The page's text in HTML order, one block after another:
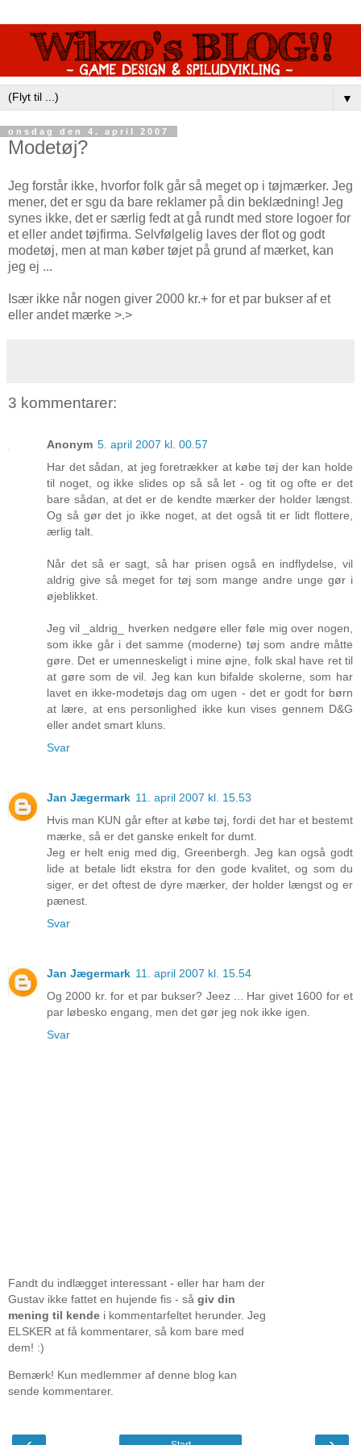
▼
onsdag den 4. april 2007
Modetøj?
Jeg forstår ikke, hvorfor folk går så meget op i tøjmærker. Jeg
mener, det er sgu da bare reklamer på din beklædning! Jeg
synes ikke, det er særlig fedt at gå rundt med store logoer for
et eller andet tøjfirma. Selvfølgelig laves der flot og godt
modetøj, men at man køber tøjet på grund af mærket, kan
jeg ej ...
Især ikke når nogen giver 2000 kr.+ for et par bukser af et
eller andet mærke >.>
3 kommentarer:
Anonym 5. april 2007 kl. 00.57
Har det sådan, at jeg foretrækker at købe tøj der kan holde
til noget, og ikke slides op så så let - og tit og ofte er det
bare sådan, at det er de kendte mærker der holder længst.
Og så gør det jo ikke noget, at det også tit er lidt flottere,
ærlig talt.
Når det så er sagt, så har prisen også en indflydelse, vil
aldrig give så meget for tøj som mange andre unge gør i
øjeblikket.
Jeg vil _aldrig_ hverken nedgøre eller føle mig over nogen,
som ikke går i det samme (moderne) tøj som andre måtte
gøre. Det er umenneskeligt i mine øjne, folk skal have ret til
at gøre som de vil. Jeg kan kun bifalde skolerne, som har
lavet en ikke-modetøjs dag om ugen - det er godt for børn
at lære, at ens personlighed ikke kun vises gennem D&G
eller andet smart kluns.
Svar
Jan Jægermark 11. april 2007 kl. 15.53
Hvis man KUN går efter at købe tøj, fordi det har et bestemt
mærke, så er det ganske enkelt for dumt.
Jeg er helt enig med dig, Greenbergh. Jeg kan også godt
lide at betale lidt ekstra for den gode kvalitet, og som du
siger, er det oftest de dyre mærker, der holder længst og er
pænest.
Svar
Jan Jægermark 11. april 2007 kl. 15.54
Og 2000 kr. for et par bukser? Jeez ... Har givet 1600 for et
par løbesko engang, men det gør jeg nok ikke igen.
Svar
Fandt du indlægget interessant - eller har ham der
Gustav ikke fattet en hujende fis - så giv din
mening til kende i kommentarfeltet herunder. Jeg
ELSKER at få kommentarer, så kom bare med
dem! :)
Bemærk! Kun medlemmer af denne blog kan
sende kommentarer.